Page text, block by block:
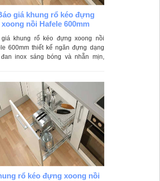
giá khung rổ kéo đựng
xoong nồi Hafele 600mm
giá khung rổ kéo đựng xoong nồi
600mm thiết kế ngăn đựng dạng
inox sáng bóng và nhẵn mịn,
rổ kéo đựng xoong nồi